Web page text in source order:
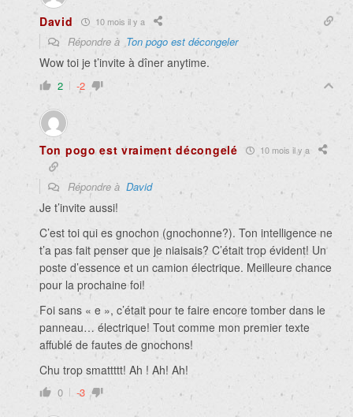
David 10 mois il y a
Répondre à Ton pogo est décongeler
Wow toi je t’invite à dîner anytime.
2 -2
Ton pogo est vraiment décongelé 10 mois il y a
Répondre à David
Je t’invite aussi!
C’est toi qui es gnochon (gnochonne?). Ton intelligence ne
t’a pas fait penser que je niaisais? C’était trop évident! Un
poste d’essence et un camion électrique. Meilleure chance
pour la prochaine foi!
Foi sans « e », c’était pour te faire encore tomber dans le
panneau… électrique! Tout comme mon premier texte
affublé de fautes de gnochons!
Chu trop smattttt! Ah ! Ah! Ah!
0 -3